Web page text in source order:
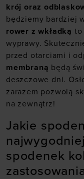
krój oraz
będziemy bardziej
rower z wkładką to
wyprawy.
przed otarciami i
membraną będą
deszczowe dni.
zarazem pozwolą
na zewnątrz!
Jakie
spodenek